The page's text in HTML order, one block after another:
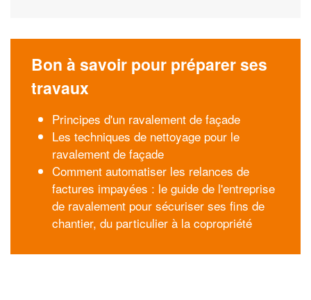
Bon à savoir pour préparer ses
travaux
Principes d'un ravalement de façade
Les techniques de nettoyage pour le
ravalement de façade
Comment automatiser les relances de
factures impayées : le guide de l'entreprise
de ravalement pour sécuriser ses fins de
chantier, du particulier à la copropriété